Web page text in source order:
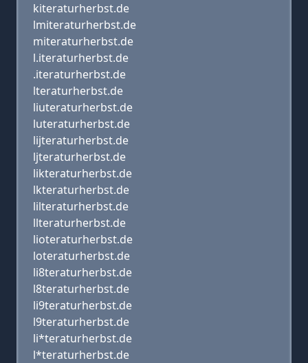
kiteraturherbst.de
lmiteraturherbst.de
miteraturherbst.de
l.iteraturherbst.de
.iteraturherbst.de
lteraturherbst.de
liuteraturherbst.de
luteraturherbst.de
lijteraturherbst.de
ljteraturherbst.de
likteraturherbst.de
lkteraturherbst.de
lilteraturherbst.de
llteraturherbst.de
lioteraturherbst.de
loteraturherbst.de
li8teraturherbst.de
l8teraturherbst.de
li9teraturherbst.de
l9teraturherbst.de
li*teraturherbst.de
l*teraturherbst.de